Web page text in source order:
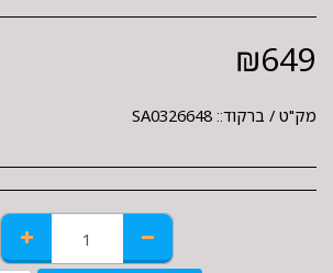
₪649
מק"ט / ברקוד:: SA0326648